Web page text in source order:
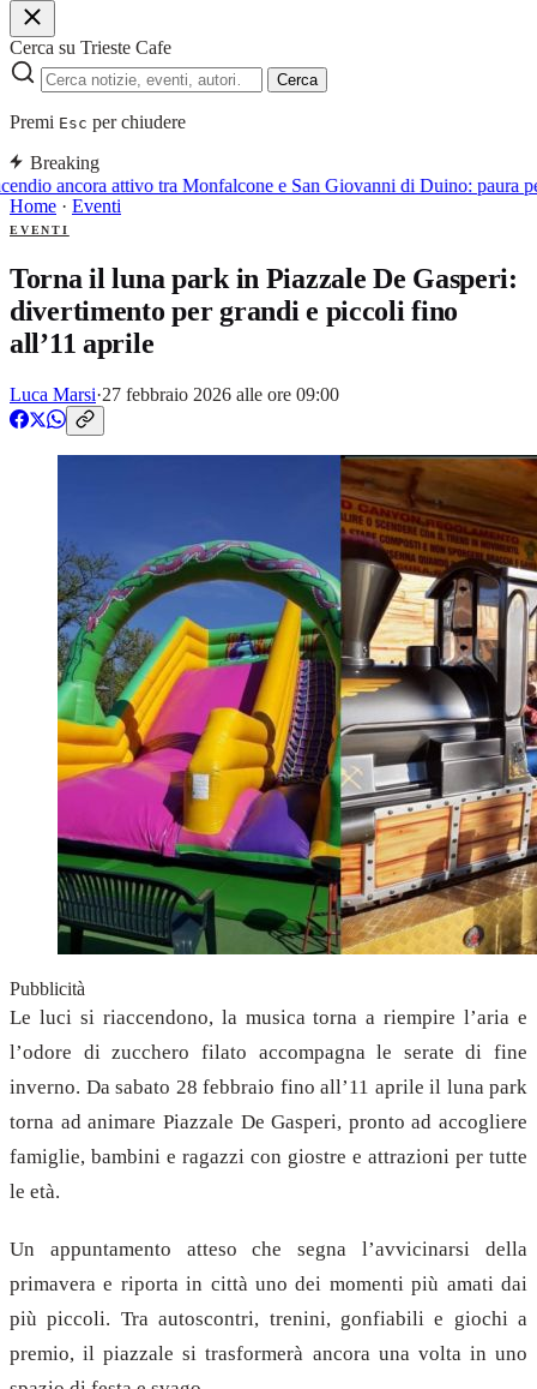
Cerca su Trieste Cafe
Cerca
Premi Esc per chiudere
Breaking
ancora attivo tra Monfalcone e San Giovanni di Duino: paura
Home · Eventi
EVENTI
Torna il luna park in Piazzale De Gasperi:
divertimento per grandi e piccoli fino
all’11 aprile
Luca Marsi·27 febbraio 2026 alle ore 09:00
Pubblicità
Le luci si riaccendono, la musica torna a riempire l’aria e
l’odore di zucchero filato accompagna le serate di fine
inverno. Da sabato 28 febbraio fino all’11 aprile il luna park
torna ad animare Piazzale De Gasperi, pronto ad accogliere
famiglie, bambini e ragazzi con giostre e attrazioni per tutte
le età.
Un appuntamento atteso che segna l’avvicinarsi della
primavera e riporta in città uno dei momenti più amati dai
più piccoli. Tra autoscontri, trenini, gonfiabili e giochi a
premio, il piazzale si trasformerà ancora una volta in uno